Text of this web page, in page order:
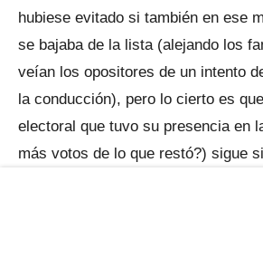
hubiese evitado si también en ese
se bajaba de la lista (alejando los
veían los opositores de un intento
la conducción), pero lo cierto es
electoral que tuvo su presencia en
más votos de lo que restó?) sigue